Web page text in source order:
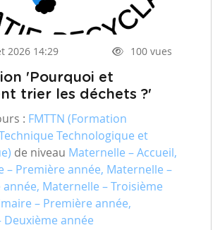
2026 14:29 100 vues
'Pourquoi et
trier les déchets ?'
: FMTTN (Formation
Technologique et
de niveau Maternelle – Accueil,
– Première année, Maternelle –
année, Maternelle – Troisième
– Première année,
Deuxième année